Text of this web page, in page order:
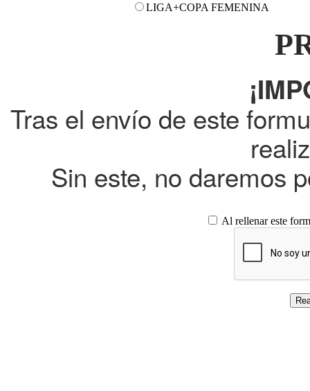
LIGA+COPA FEMENINA
Tras el envío de este
Sin este, no daremos
Al rellenar este